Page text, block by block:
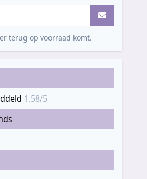
terug op voorraad komt.
1.58/5